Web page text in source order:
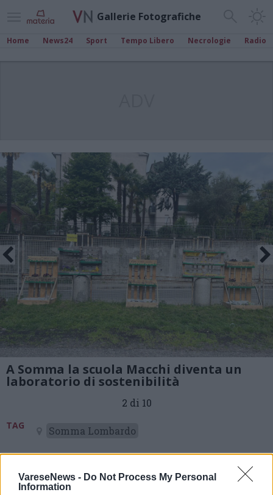
VareseNews - Do Not Process My Personal
Information
Gallerie Fotografiche
Home News24 Sport Tempo Libero Necrologie Radio
A Somma la scuola Macchi diventa un
laboratorio di sostenibilità
2 di 10
TAG Somma Lombardo
Leggi l'articolo: